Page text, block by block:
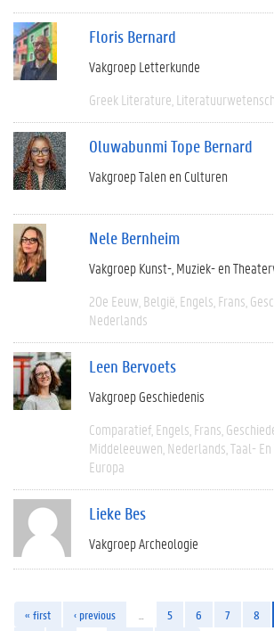
Floris Bernard
Vakgroep Letterkunde
Greek Literature
Oluwabunmi Tope Bernard
Vakgroep Talen en Culturen
Nele Bernheim
Vakgroep Kunst-, Muziek- en
20e Eeuw België Engels Frans
Nederlands
Leen Bervoets
Vakgroep Geschiedenis
Comparatief Engels Frans
Middeleeuwen Nederlands Taal-
Europa
Lieke Bes
Vakgroep Archeologie
« first ‹ previous 5 6 7 8